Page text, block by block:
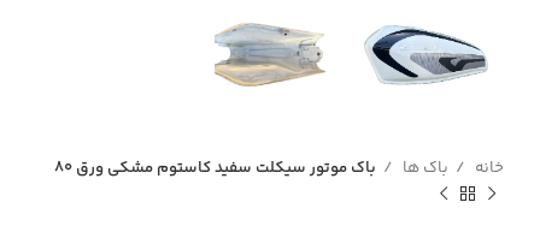
خانه باک ها باک موتور سیکلت سفید کاستوم مشکی ورق 80